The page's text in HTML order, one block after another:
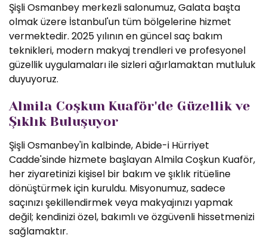
Şişli Osmanbey merkezli salonumuz, Galata başta
olmak üzere İstanbul'un tüm bölgelerine hizmet
vermektedir. 2025 yılının en güncel saç bakım
teknikleri, modern makyaj trendleri ve profesyonel
güzellik uygulamaları ile sizleri ağırlamaktan mutluluk
duyuyoruz.
Almila Coşkun Kuaför'de Güzellik ve
Şıklık Buluşuyor
Şişli Osmanbey'in kalbinde, Abide-i Hürriyet
Cadde'sinde hizmete başlayan Almila Coşkun Kuaför,
her ziyaretinizi kişisel bir bakım ve şıklık ritüeline
dönüştürmek için kuruldu. Misyonumuz, sadece
saçınızı şekillendirmek veya makyajınızı yapmak
değil; kendinizi özel, bakımlı ve özgüvenli hissetmenizi
sağlamaktır.